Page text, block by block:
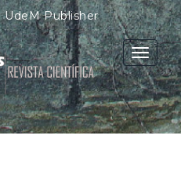
UdeM Publisher
Toggle